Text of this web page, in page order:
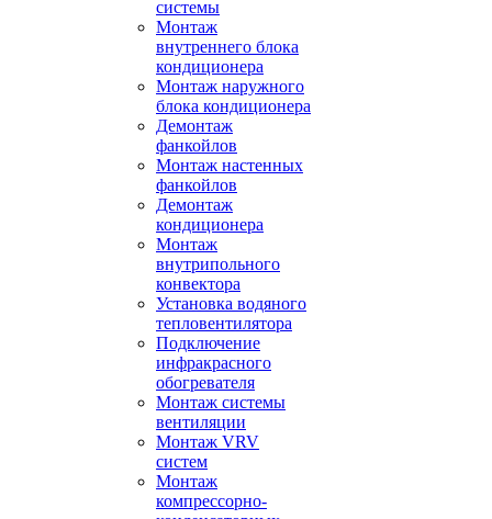
системы
Монтаж
внутреннего блока
кондиционера
Монтаж наружного
блока кондиционера
Демонтаж
фанкойлов
Монтаж настенных
фанкойлов
Демонтаж
кондиционера
Монтаж
внутрипольного
конвектора
Установка водяного
тепловентилятора
Подключение
инфракрасного
обогревателя
Монтаж системы
вентиляции
Монтаж VRV
систем
Монтаж
компрессорно-